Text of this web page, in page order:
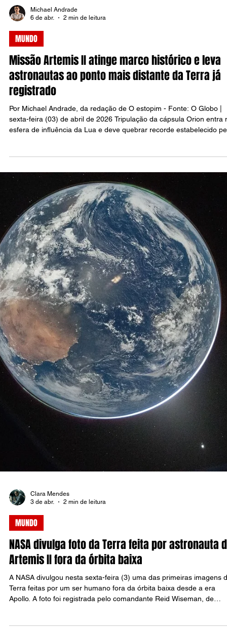
Michael Andrade
7 de abr.
1 min de leitura
Nasa divulga imagens feitas por astronautas
durante sobrevoo da Lua na missão Artemis II
Por Michael Andrade, da redação de O estopim - Fonte: Nasa |
mostram a Terra surgindo no horizonte lunar e marcam momento
histórico da missão. Imagem: Divulgação A Nasa divulgou, nesta
terça-feira (8), imagens registradas pela tripulação da missão
II durante o sobrevoo da Lua, realizado no último domingo (6). As
fotos foram captadas pelos astronautas a bordo da cápsula Orion e
mostram a Terra surgin
Michael Andrade
6 de abr.
2 min de leitura